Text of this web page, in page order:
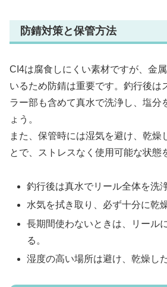
防錆対策と保管方法
CI4は腐食しにくい素材ですが、金
いるため防錆は重要です。釣行後は
ラー部も含めて真水で洗浄し、塩分
ょう。
また、保管時には湿気を避け、乾燥
とで、ストレスなく使用可能な状態
釣行後は真水でリール全体を洗
水気を拭き取り、必ず十分に乾
長期間使わないときは、リール
る。
湿度の高い場所は避け、乾燥し